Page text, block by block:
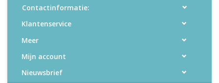
selenium en zwavel Bullseye artikelnummer: 001234-
0030-F-FULL
Contactinformatie:
Klantenservice
Meer
Mijn account
Nieuwsbrief